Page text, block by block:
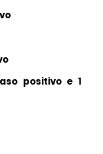
positivo e 1